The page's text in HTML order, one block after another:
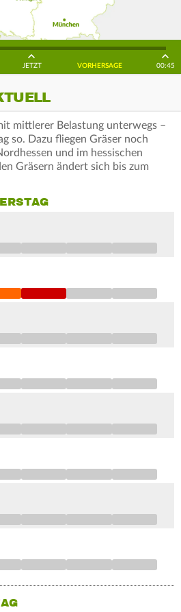
JETZT VORHERSAGE 00:45
mittlerer Belastung unterwegs –
so. Dazu fliegen Gräser noch
und im hessischen
Gräsern ändert sich bis zum